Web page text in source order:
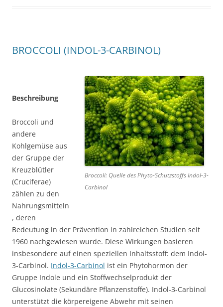
BROCCOLI (INDOL-3-CARBINOL)
Broccoli: Quelle des Phyto-Schutzstoffs Indol-3-
Carbinol
Beschreibung
Broccoli und
andere
Kohlgemüse aus
der Gruppe der
Kreuzblütler
(Cruciferae)
zählen zu den
Nahrungsmitteln
, deren
Bedeutung in der Prävention in zahlreichen Studien seit
1960 nachgewiesen wurde. Diese Wirkungen basieren
insbesondere auf einen speziellen Inhaltsstoff: dem Indol-
3-Carbinol. Indol-3-Carbinol ist ein Phytohormon der
Gruppe Indole und ein Stoffwechselprodukt der
Glucosinolate (Sekundäre Pflanzenstoffe). Indol-3-Carbinol
unterstützt die körpereigene Abwehr mit seinen